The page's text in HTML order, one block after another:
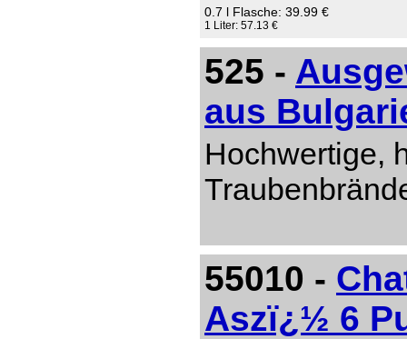
0.7 l Flasche: 39.99 €
1 Liter: 57.13 €
525 -
aus
Hochwertige,
55010 -
Aszï¿½ 6